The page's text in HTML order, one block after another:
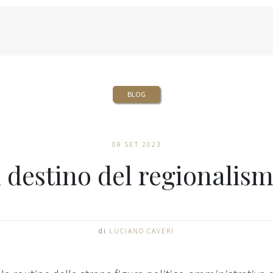
BLOG
08 SET 2023
del
di LUCIANO CAVERI